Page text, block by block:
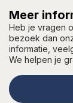
Meer
Heb je vragen
bezoek dan
informatie,
We helpen je